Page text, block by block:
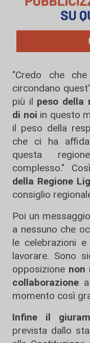
"Credo che
circondano
più il peso della
di noi in questo
il peso della
che ci ha
questa
complesso."
della Regione
consiglio
Poi un
a nessuno che
le celebrazioni
lavorare. Sono
opposizione non
collaborazione
momento così
Infine il
prevista dallo